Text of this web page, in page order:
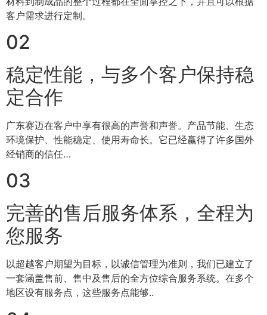
客户需求进行定制。
02
稳定性能，与多个客户保持稳
定合作
广东赛迈在客户中享有很高的声誉和声誉。产品节能、生态
环境保护、性能稳定、使用寿命长。它已经赢得了许多国外
经销商的信任…
03
完善的售后服务体系，全程为
您服务
以超越客户期望为目标，以诚信管理为准则，我们已建立了
一套涵盖售前、售中及售后的全方位综合服务系统。在多个
地区设有服务点，这些服务点能够..